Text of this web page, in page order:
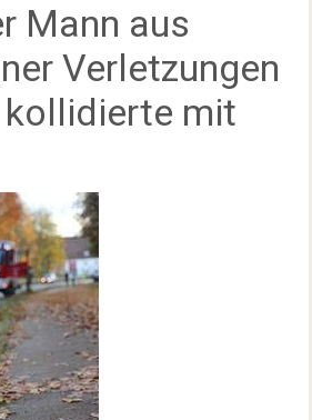
Mann aus
Verletzungen
kollidierte mit